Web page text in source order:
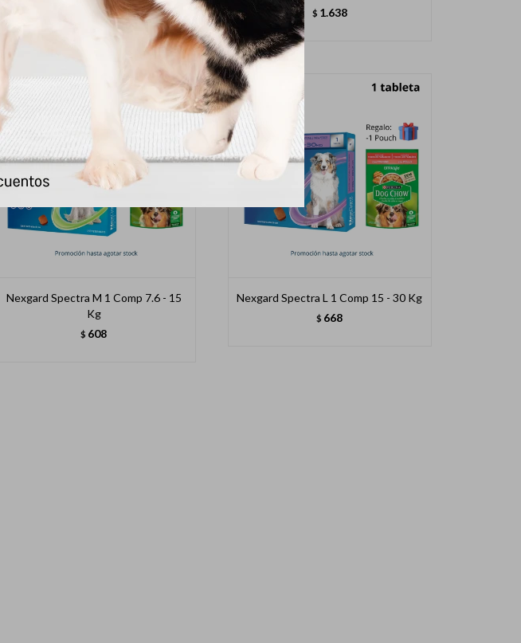
1.055 $ 1.638
Nexgard Spectra M 1 Comp 7.6 - 15
Kg
$ 608
Nexgard Spectra L 1 Comp 15 - 30 Kg
$ 668